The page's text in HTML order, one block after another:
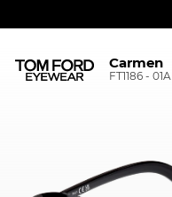
Carmen
FT1186 - 01A